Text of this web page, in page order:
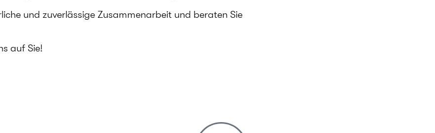
und zuverlässige Zusammenarbeit und beraten Sie
auf Sie!